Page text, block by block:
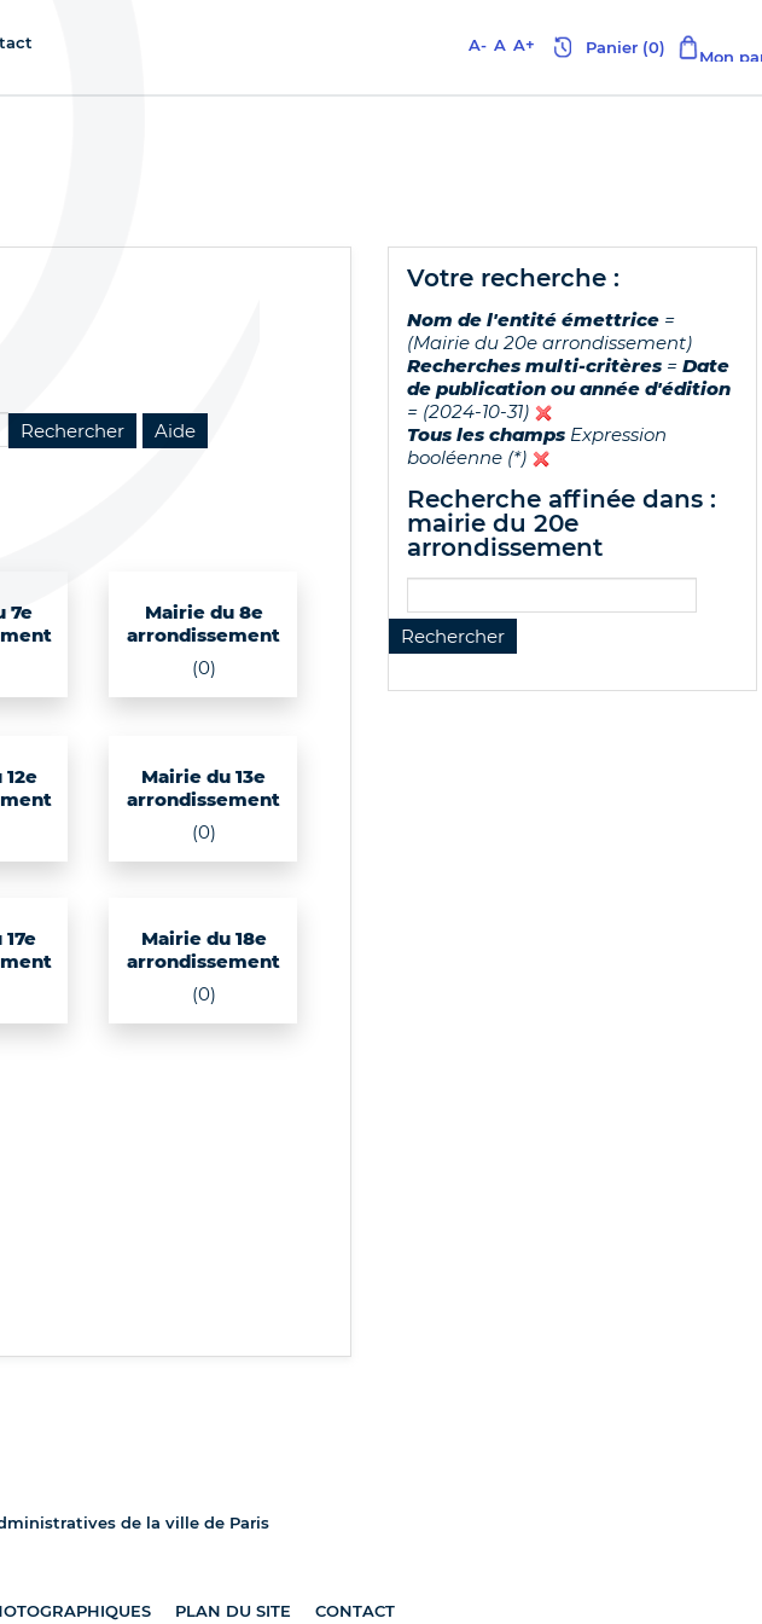
A- A A+
7e
Mairie du 8e
arrondissement
(0)
Mairie du 13e
arrondissement
(0)
Mairie du 18e
arrondissement
(0)
votre recherche :
Nom de l'entité émettrice =
(Mairie du 20e arrondissement)
Recherches multi-critères = Date
de publication ou année d'édition
= (2024-10-31)
Tous les champs Expression
booléenne (*)
recherche affinée dans :
mairie du 20e
arrondissement
de la ville de Paris
PLAN DU SITE CONTACT